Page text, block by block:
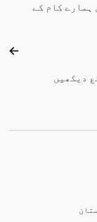
ہمارے کام کے
دیکھیں